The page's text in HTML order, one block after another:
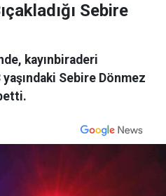
Sebire
kayınbiraderi
Sebire Dönmez